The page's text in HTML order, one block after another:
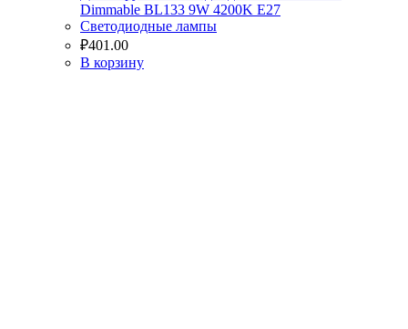
Dimmable BL133 9W 4200K E27
Светодиодные лампы
₽401.00
В корзину